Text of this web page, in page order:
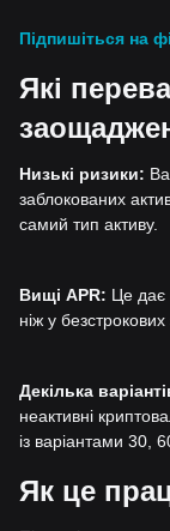
Підпишіться на
Які
Низькі ризики:
заблокованих
самий тип активу.
Вищі APR: Це дає
ніж у
Декілька
неактивні
із варіантами 30,
Як це